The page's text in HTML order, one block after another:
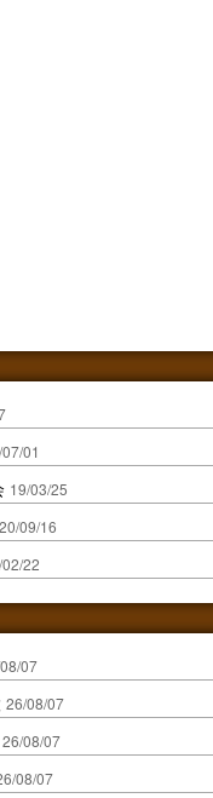
01
19/03/25
20/09/16
22
07
26/08/07
26/08/07
08/07